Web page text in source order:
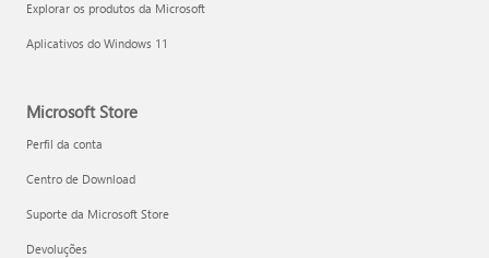
Explorar os produtos da Microsoft
Aplicativos do Windows 11
Microsoft Store
Perfil da conta
Centro de Download
Suporte da Microsoft Store
Devoluções